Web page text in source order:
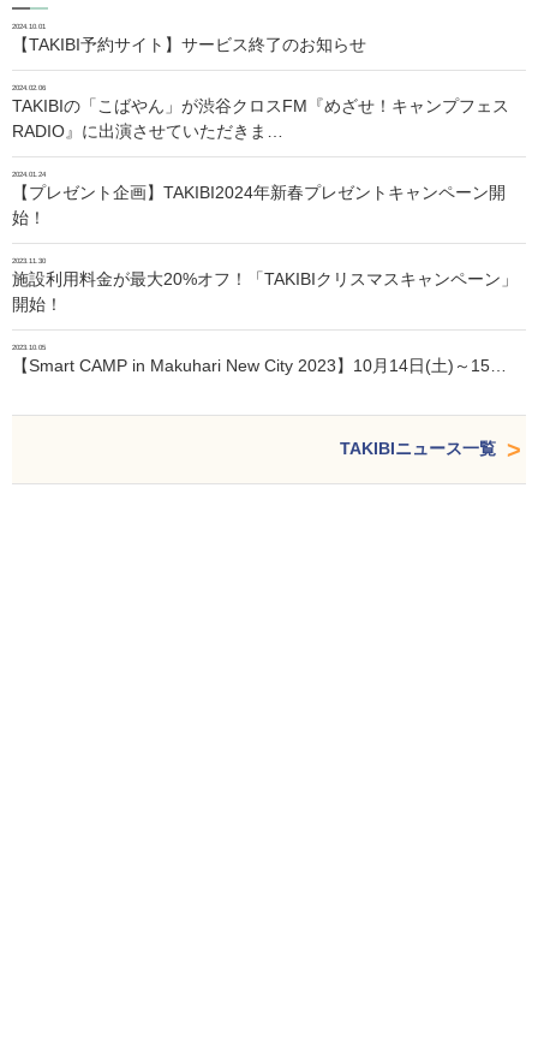
2024.10.01
【TAKIBI予約サイト】サービス終了のお知らせ
2024.02.06
TAKIBIの「こばやん」が渋谷クロスFM『めざせ！キャンプフェス
RADIO』に出演させていただきま…
2024.01.24
【プレゼント企画】TAKIBI2024年新春プレゼントキャンペーン開
始！
2023.11.30
施設利用料金が最大20%オフ！「TAKIBIクリスマスキャンペーン」
開始！
2023.10.05
【Smart CAMP in Makuhari New City 2023】10月14日(土)～15…
TAKIBIニュース一覧